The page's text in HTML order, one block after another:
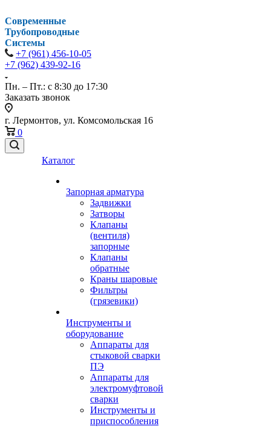
Современные
Трубопроводные
Системы
+7 (961) 456-10-05
+7 (962) 439-92-16
Пн. – Пт.: с 8:30 до 17:30
Заказать звонок
г. Лермонтов, ул. Комсомольская 16
0
Каталог
Запорная арматура
Задвижки
Затворы
Клапаны
(вентиля)
запорные
Клапаны
обратные
Краны шаровые
Фильтры
(грязевики)
Инструменты и
оборудование
Аппараты для
стыковой сварки
ПЭ
Аппараты для
электромуфтовой
сварки
Инструменты и
приспособления